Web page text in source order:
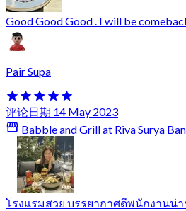
Good Good Good . I will be
Pair Supa
评论日期 14 May 2023
Babble and Grill at Riva Surya
โรงแรม​สวย​ บรรยากาศ​ดี​พนักงาน​น่